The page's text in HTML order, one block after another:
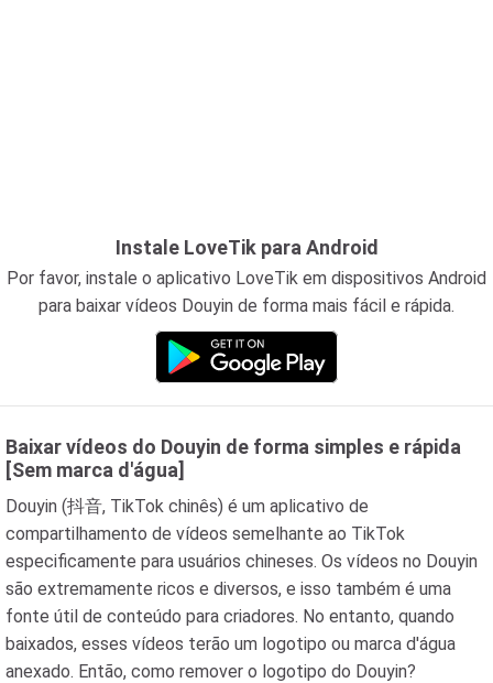
Instale LoveTik para Android
Por favor, instale o aplicativo LoveTik em dispositivos Android
para baixar vídeos Douyin de forma mais fácil e rápida.
Baixar vídeos do Douyin de forma simples e rápida
[Sem marca d'água]
Douyin (抖音, TikTok chinês) é um aplicativo de
compartilhamento de vídeos semelhante ao TikTok
especificamente para usuários chineses. Os vídeos no Douyin
são extremamente ricos e diversos, e isso também é uma
fonte útil de conteúdo para criadores. No entanto, quando
baixados, esses vídeos terão um logotipo ou marca d'água
anexado. Então, como remover o logotipo do Douyin?